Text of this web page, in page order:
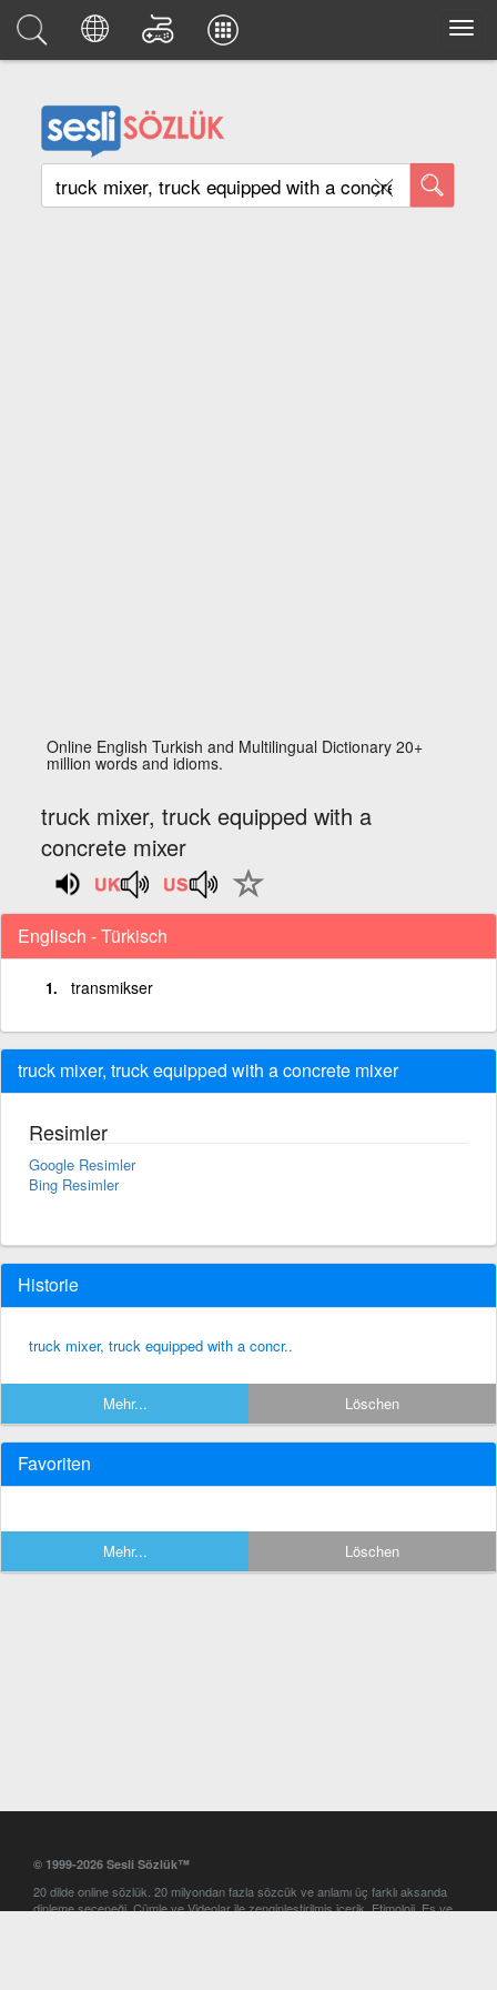
Online English Turkish and Multilingual Dictionary 20+
million words and idioms.
truck mixer, truck equipped with a
concrete mixer
Englisch - Türkisch
transmikser
truck mixer, truck equipped with a concrete mixer
Resimler
Google Resimler
Bing Resimler
Historie
truck mixer, truck equipped with a concr..
Mehr... Löschen
Favoriten
Mehr... Löschen
© 1999-2026 Sesli Sözlük™
20 dilde online sözlük. 20 milyondan fazla sözcük ve anlamı üç farklı aksanda
dinleme seçeneği. Cümle ve Videolar ile zenginleştirilmiş içerik. Etimoloji, Eş ve